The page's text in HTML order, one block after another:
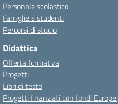
Personale scolastico
Famiglie e studenti
Percorsi di studio
Didattica
Offerta formativa
Progetti
Libri di testo
Progetti finanziati con fondi